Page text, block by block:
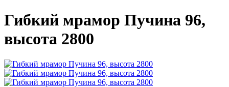
Гибкий мрамор Пучина 96,
высота 2800